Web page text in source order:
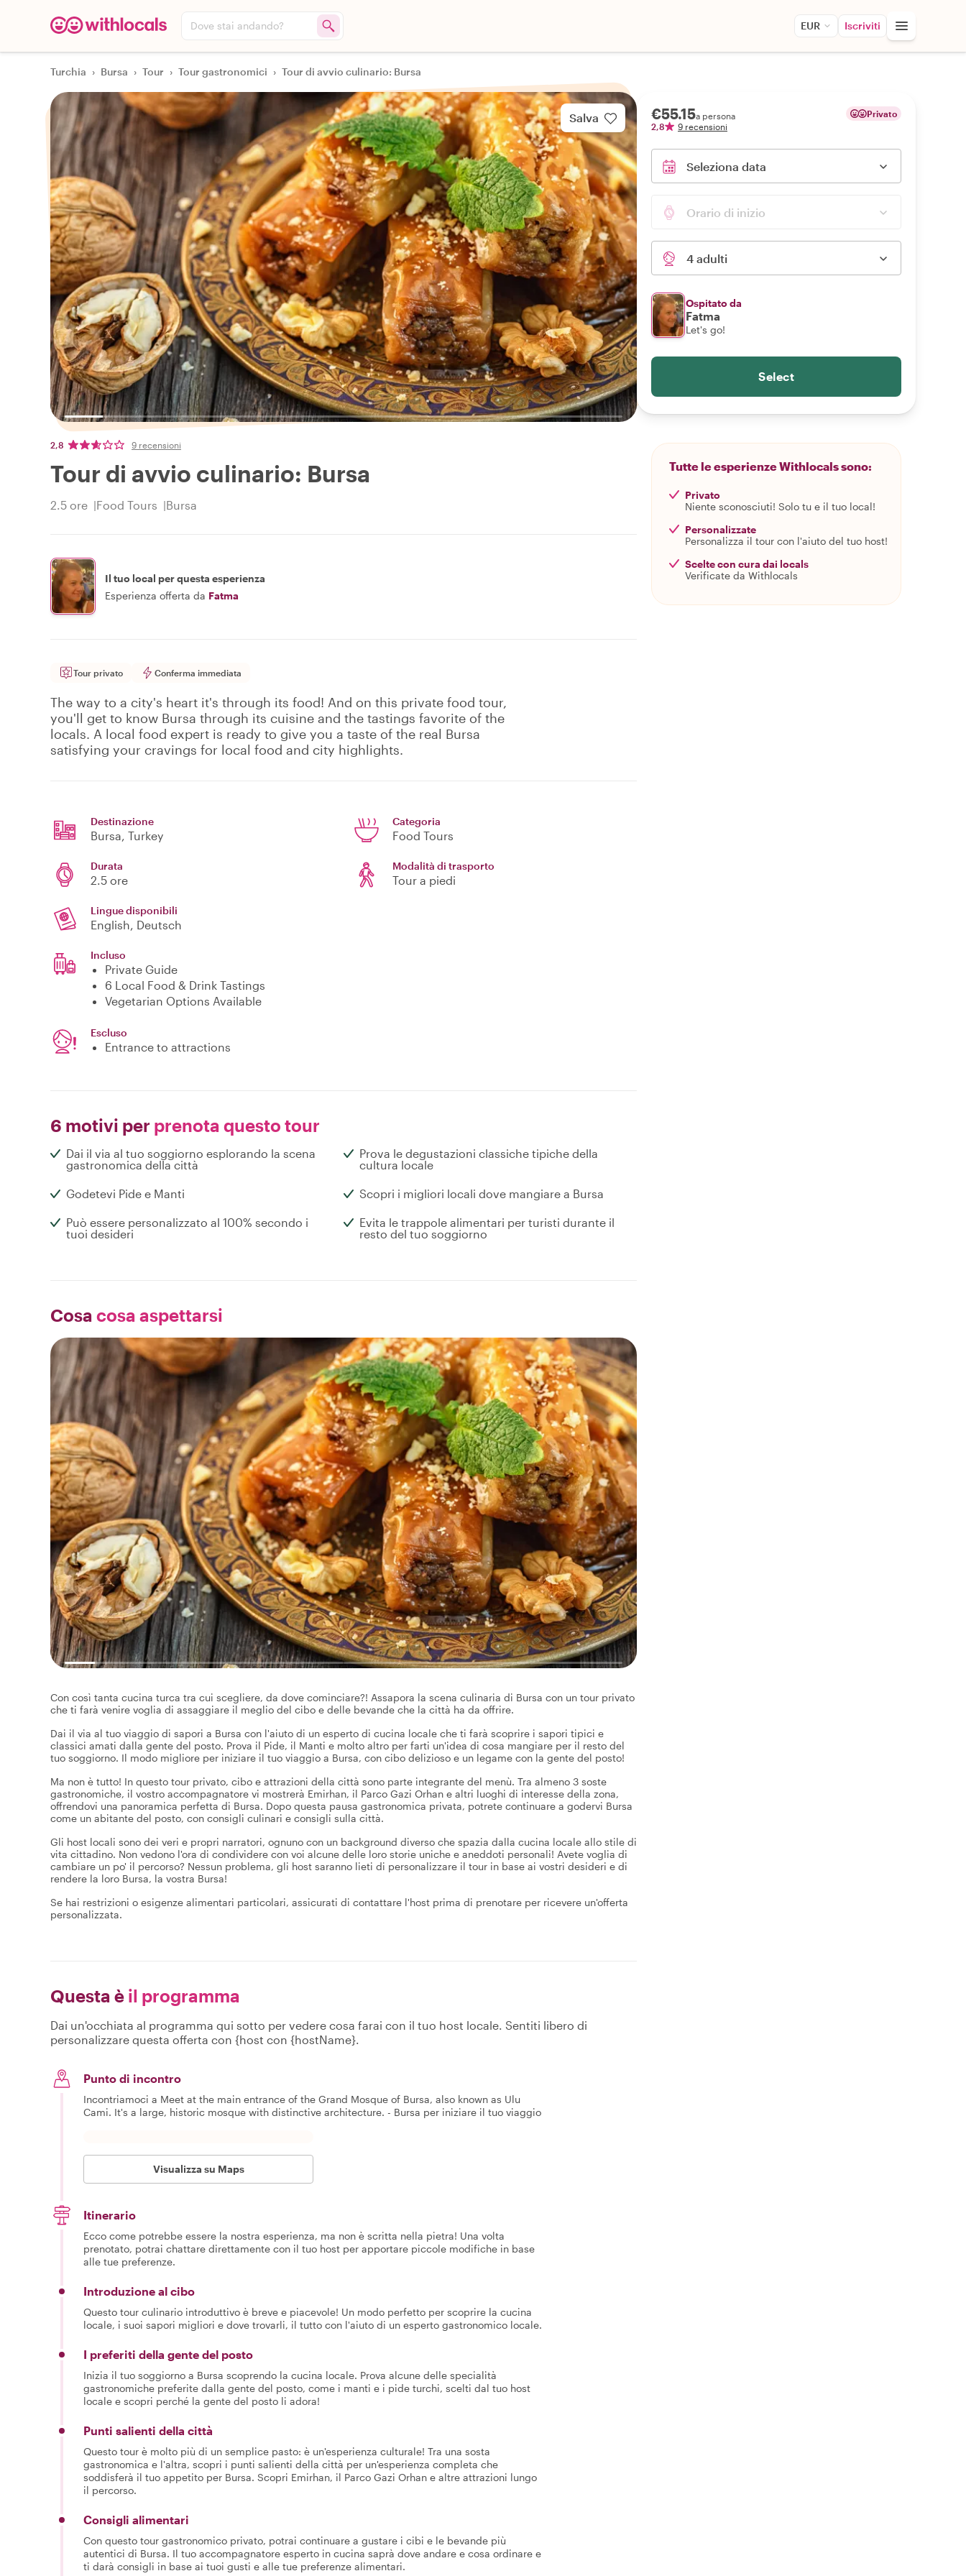
Dove stai andando? EUR Iscriviti
Turchia › Bursa › Tour › Tour gastronomici › Tour di avvio culinario: Bursa
Salva
2,8 9 recensioni
Tour di avvio culinario: Bursa
2.5 ore Food Tours Bursa
Il tuo local per questa esperienza
Esperienza offerta da Fatma
Tour privato Conferma immediata
The way to a city's heart it's through its food! And on this private food tour,
you'll get to know Bursa through its cuisine and the tastings favorite of the
locals. A local food expert is ready to give you a taste of the real Bursa
satisfying your cravings for local food and city highlights.
Destinazione
Bursa, Turkey
Categoria
Food Tours
Durata
2.5 ore
Modalità di trasporto
Tour a piedi
Lingue disponibili
English, Deutsch
Incluso
Private Guide
6 Local Food & Drink Tastings
Vegetarian Options Available
Escluso
Entrance to attractions
6 motivi per prenota questo tour
Dai il via al tuo soggiorno esplorando la scena
gastronomica della città
Prova le degustazioni classiche tipiche della
cultura locale
Godetevi Pide e Manti Scopri i migliori locali dove mangiare a Bursa
Può essere personalizzato al 100% secondo i
tuoi desideri
Evita le trappole alimentari per turisti durante il
resto del tuo soggiorno
Cosa cosa aspettarsi
Con così tanta cucina turca tra cui scegliere, da dove cominciare?! Assapora la scena culinaria di Bursa con un tour privato
che ti farà venire voglia di assaggiare il meglio del cibo e delle bevande che la città ha da offrire.
Dai il via al tuo viaggio di sapori a Bursa con l'aiuto di un esperto di cucina locale che ti farà scoprire i sapori tipici e
classici amati dalla gente del posto. Prova il Pide, il Manti e molto altro per farti un'idea di cosa mangiare per il resto del
tuo soggiorno. Il modo migliore per iniziare il tuo viaggio a Bursa, con cibo delizioso e un legame con la gente del posto!
Ma non è tutto! In questo tour privato, cibo e attrazioni della città sono parte integrante del menù. Tra almeno 3 soste
gastronomiche, il vostro accompagnatore vi mostrerà Emirhan, il Parco Gazi Orhan e altri luoghi di interesse della zona,
offrendovi una panoramica perfetta di Bursa. Dopo questa pausa gastronomica privata, potrete continuare a godervi Bursa
come un abitante del posto, con consigli culinari e consigli sulla città.
Gli host locali sono dei veri e propri narratori, ognuno con un background diverso che spazia dalla cucina locale allo stile di
vita cittadino. Non vedono l'ora di condividere con voi alcune delle loro storie uniche e aneddoti personali! Avete voglia di
cambiare un po' il percorso? Nessun problema, gli host saranno lieti di personalizzare il tour in base ai vostri desideri e di
rendere la loro Bursa, la vostra Bursa!
Se hai restrizioni o esigenze alimentari particolari, assicurati di contattare l'host prima di prenotare per ricevere un'offerta
personalizzata.
Questa è il programma
Dai un'occhiata al programma qui sotto per vedere cosa farai con il tuo host locale. Sentiti libero di
personalizzare questa offerta con {host con {hostName}.
Punto di incontro
Incontriamoci a Meet at the main entrance of the Grand Mosque of Bursa, also known as Ulu
Cami. It's a large, historic mosque with distinctive architecture. - Bursa per iniziare il tuo viaggio
Visualizza su Maps
Itinerario
Ecco come potrebbe essere la nostra esperienza, ma non è scritta nella pietra! Una volta
prenotato, potrai chattare direttamente con il tuo host per apportare piccole modifiche in base
alle tue preferenze.
Introduzione al cibo
Questo tour culinario introduttivo è breve e piacevole! Un modo perfetto per scoprire la cucina
locale, i suoi sapori migliori e dove trovarli, il tutto con l'aiuto di un esperto gastronomico locale.
I preferiti della gente del posto
Inizia il tuo soggiorno a Bursa scoprendo la cucina locale. Prova alcune delle specialità
gastronomiche preferite dalla gente del posto, come i manti e i pide turchi, scelti dal tuo host
locale e scopri perché la gente del posto li adora!
Punti salienti della città
Questo tour è molto più di un semplice pasto: è un'esperienza culturale! Tra una sosta
gastronomica e l'altra, scopri i punti salienti della città per un'esperienza completa che
soddisferà il tuo appetito per Bursa. Scopri Emirhan, il Parco Gazi Orhan e altre attrazioni lungo
il percorso.
Consigli alimentari
Con questo tour gastronomico privato, potrai continuare a gustare i cibi e le bevande più
autentici di Bursa. Il tuo accompagnatore esperto in cucina saprà dove andare e cosa ordinare e
ti darà consigli in base ai tuoi gusti e alle tue preferenze alimentari.
€55.15a persona
2,8
9 recensioni
Privato
Seleziona data
Orario di inizio
4 adulti
Ospitato da
Fatma
Let's go!
Select
Tutte le esperienze Withlocals sono:
Privato
Niente sconosciuti! Solo tu e il tuo local!
Personalizzate
Personalizza il tour con l'aiuto del tuo host!
Scelte con cura dai locals
Verificate da Withlocals